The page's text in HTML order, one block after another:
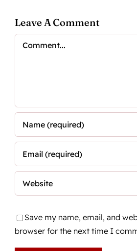
Leave A Comment
Comment
Save my name, email, and
browser for the next time I